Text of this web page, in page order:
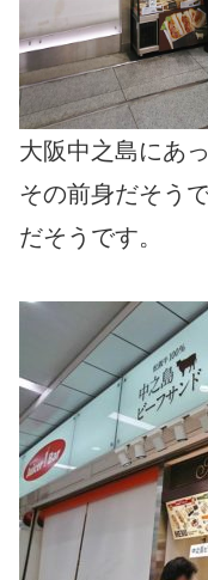
大阪中之島にあ
その前身だそう
だそうです。